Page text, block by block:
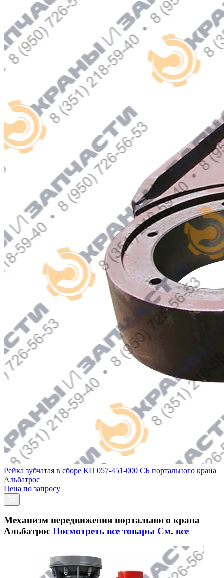
Рейка зубчатая в сборе КП 057-451-000 СБ портального крана
Альбатрос
Цена по запросу
Механизм передвижения портального крана
Альбатрос Посмотреть все товары См. все